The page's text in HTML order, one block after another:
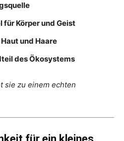
Körper und Geist
und Haare
des Ökosystems
sie zu einem echten